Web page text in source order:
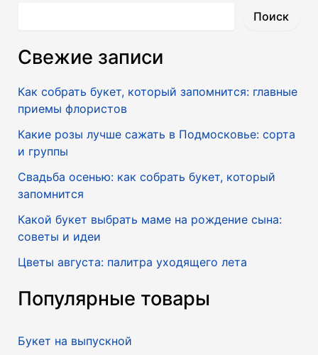
Поиск
Свежие записи
Как собрать букет, который запомнится: главные
приемы флористов
Какие розы лучше сажать в Подмосковье: сорта
и группы
Свадьба осенью: как собрать букет, который
запомнится
Какой букет выбрать маме на рождение сына:
советы и идеи
Цветы августа: палитра уходящего лета
Популярные товары
Букет на выпускной